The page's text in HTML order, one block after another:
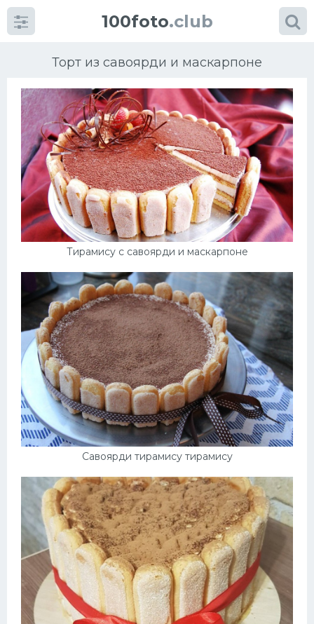
100foto.club
Торт из савоярди и маскарпоне
Тирамису с савоярди и маскарпоне
Савоярди тирамису тирамису
Категориикартинок
Супы
Мясные блюда
Салат
Выпечка
Десерт
Напитки
Дизайн комнаты